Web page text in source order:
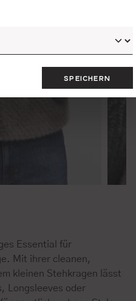
Essential für
Mit ihrer cleanen,
kleinen Stehkragen lässt
Longsleeves oder
SPEICHERN